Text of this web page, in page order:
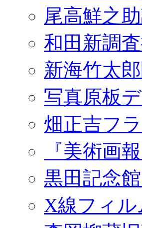
尾高鮮之
和田新調
新海竹太
写真原板
畑正吉フ
『美術画
黒田記念
X線フィ